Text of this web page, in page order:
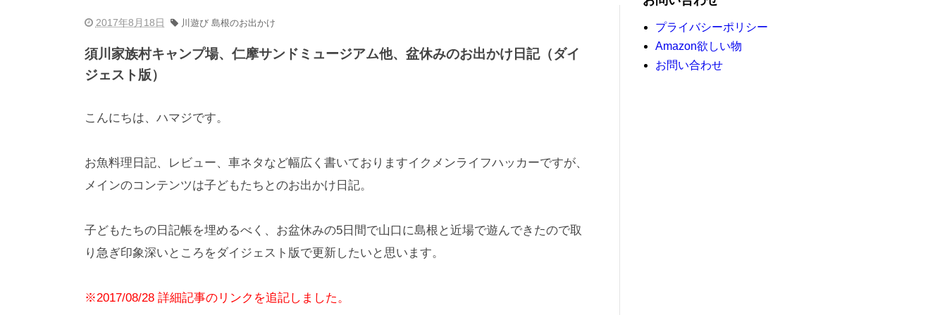
2017年8月18日 川遊び 島根のお出かけ
須川家族村キャンプ場、仁摩サンドミュージアム他、盆休みのお出かけ日記（ダイ
ジェスト版）
こんにちは、ハマジです。
お魚料理日記、レビュー、車ネタなど幅広く書いておりますイクメンライフハッカーですが、
メインのコンテンツは子どもたちとのお出かけ日記。
子どもたちの日記帳を埋めるべく、お盆休みの5日間で山口に島根と近場で遊んできたので取
り急ぎ印象深いところをダイジェスト版で更新したいと思います。
※2017/08/28 詳細記事のリンクを追記しました。
プライバシーポリシー
Amazon欲しい物
お問い合わせ